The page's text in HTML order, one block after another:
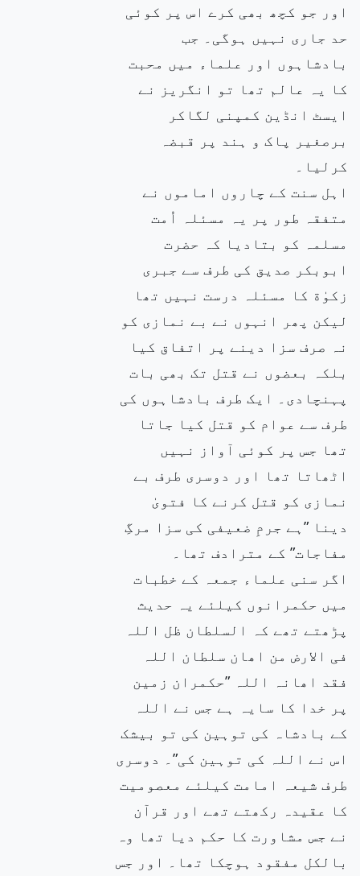
اور جو کچھ بھی کرے اس پر کوئی
حد جاری نہیں ہوگی۔ جب
بادشاہوں اور علماء میں محبت
کا یہ عالم تھا تو انگریز نے
ایسٹ انڈین کمپنی لگاکر
برصغیر پاک و ہند پر قبضہ
کرلیا۔
اہل سنت کے چاروں اماموں نے
متفقہ طور پر یہ مسئلہ اُمت
مسلمہ کو بتادیا کہ حضرت
ابوبکر صدیق کی طرف سے جبری
زکوٰة کا مسئلہ درست نہیں تھا
لیکن پھر انہوں نے بے نمازی کو
نہ صرف سزا دینے پر اتفاق کیا
بلکہ بعضوں نے قتل تک بھی بات
پہنچادی۔ ایک طرف بادشاہوں کی
طرف سے عوام کو قتل کیا جاتا
تھا جس پر کوئی آواز نہیں
اٹھاتا تھا اور دوسری طرف بے
نمازی کو قتل کرنے کا فتویٰ
دینا ”ہے جرمِ ضعیفی کی سزا مرگِ
مفاجات” کے مترادف تھا۔
اگر سنی علماء جمعہ کے خطبات
میں حکمرانوں کیلئے یہ حدیث
پڑھتے تھے کہ السلطان ظل اللہ
فی الارض من اھان سلطان اللہ
فقد اھانہ اللہ ”حکمران زمین
پر خدا کا سایہ ہے جس نے اللہ
کے بادشاہ کی توہین کی تو بیشک
اس نے اللہ کی توہین کی”۔ دوسری
طرف شیعہ امامت کیلئے معصومیت
کا عقیدہ رکھتے تھے اور قرآن
نے جس مشاورت کا حکم دیا تھا وہ
بالکل مفقود ہوچکا تھا۔ اور جس